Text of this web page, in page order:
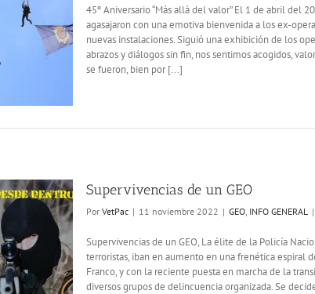
45º Aniversario “Más allá del valor” El 1 de abril del
agasajaron con una emotiva bienvenida a los ex-
nuevas instalaciones. Siguió una exhibición de los
abrazos y diálogos sin fin, nos sentimos acogidos,
se fueron, bien por [...]
Supervivencias de un GEO
Por VetPac | 11 noviembre 2022 | GEO, INFO GENERAL |
Supervivencias de un GEO, La élite de la Policía
terroristas, iban en aumento en una frenética espiral
Franco, y con la reciente puesta en marcha de la
diversos grupos de delincuencia organizada. Se